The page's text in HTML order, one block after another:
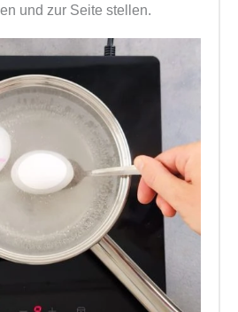
und zur Seite stellen.